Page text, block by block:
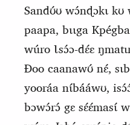
Sandʊ́ʊ wɔ́nɖɔkɩ kʊ
paapa, bɩɩga
wúro Ɩsɔ́ɔ‑dɛ́ɛ
Ɖoo caanawʊ́ nɛ́,
yooráa nɩ́bááwʊ,
bɔwɔ́rɔ́ gɛ sɛ́ɛ́masɩ́